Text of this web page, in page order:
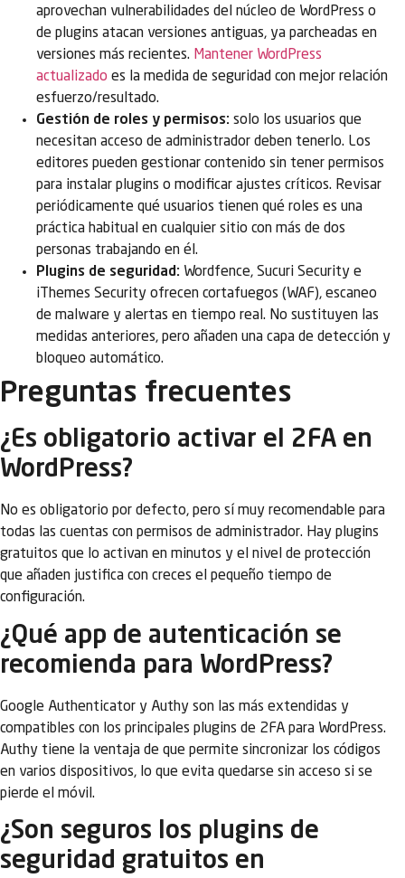
aprovechan vulnerabilidades del núcleo de WordPress o
de plugins atacan versiones antiguas, ya parcheadas en
versiones más recientes. Mantener WordPress
actualizado es la medida de seguridad con mejor relación
esfuerzo/resultado.
Gestión de roles y permisos: solo los usuarios que
necesitan acceso de administrador deben tenerlo. Los
editores pueden gestionar contenido sin tener permisos
para instalar plugins o modificar ajustes críticos. Revisar
periódicamente qué usuarios tienen qué roles es una
práctica habitual en cualquier sitio con más de dos
personas trabajando en él.
Plugins de seguridad: Wordfence, Sucuri Security e
iThemes Security ofrecen cortafuegos (WAF), escaneo
de malware y alertas en tiempo real. No sustituyen las
medidas anteriores, pero añaden una capa de detección y
bloqueo automático.
Preguntas frecuentes
¿Es obligatorio activar el 2FA en
WordPress?
No es obligatorio por defecto, pero sí muy recomendable para
todas las cuentas con permisos de administrador. Hay plugins
gratuitos que lo activan en minutos y el nivel de protección
que añaden justifica con creces el pequeño tiempo de
configuración.
¿Qué app de autenticación se
recomienda para WordPress?
Google Authenticator y Authy son las más extendidas y
compatibles con los principales plugins de 2FA para WordPress.
Authy tiene la ventaja de que permite sincronizar los códigos
en varios dispositivos, lo que evita quedarse sin acceso si se
pierde el móvil.
¿Son seguros los plugins de
seguridad gratuitos en